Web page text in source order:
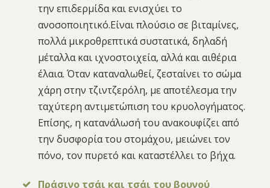
την επιδερμίδα και ενισχύει το
ανοσοποιητικό.Είναι πλούσιο σε βιταμίνες,
πολλά μικροθρεπτικά συστατικά, δηλαδή
μέταλλα και ιχνοστοιχεία, αλλά και αιθέρια
έλαια. Όταν καταναλωθεί, ζεσταίνει το σώμα
χάρη στην τζιντζερόλη, με αποτέλεσμα την
ταχύτερη αντιμετώπιση του κρυολογήματος.
Επίσης, η κατανάλωσή του ανακουφίζει από
την δυσφορία του στομάχου, μειώνει τον
πόνο, τον πυρετό και καταστέλλει το βήχα.
Πράσινο τσάι και τσάι του βουνού